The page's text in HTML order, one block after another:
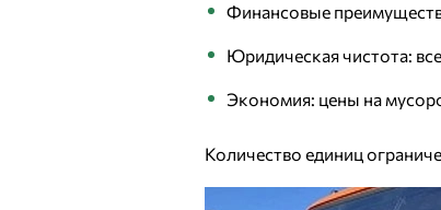
Финансовые
Юридическая чистота:
Экономия: цены на
Количество единиц